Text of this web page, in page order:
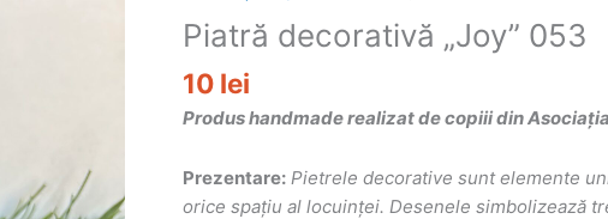
Piatră decorativă „Joy” 053
10 lei
Produs handmade realizat de copiii din
Prezentare: Pietrele decorative sunt elemente
orice spațiu al locuinței. Desenele simbolizează